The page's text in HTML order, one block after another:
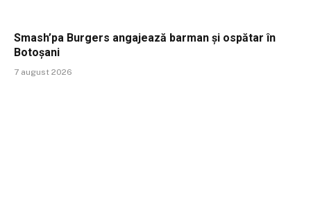
Smash’pa Burgers angajează barman și ospătar în
Botoșani
7 august 2026